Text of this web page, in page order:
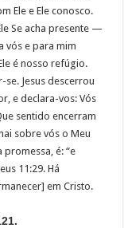
Ele e Ele conosco.
Se acha presente —
vós e para mim
é nosso refúgio.
Jesus descerrou
e declara-vos: Vós
sentido encerram
sobre vós o Meu
promessa, é: “e
11:29. Há
em Cristo.